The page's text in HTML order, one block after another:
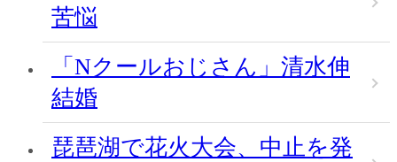
苦悩
「Nクールおじさん」清水伸
結婚
琵琶湖で花火大会、中止を発